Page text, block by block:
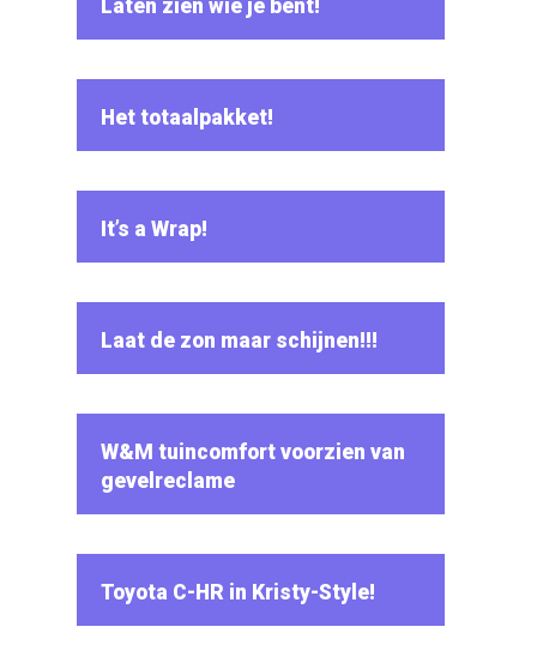
Laten zien wie je bent!
Het totaalpakket!
It’s a Wrap!
Laat de zon maar schijnen!!!
W&M tuincomfort voorzien van
gevelreclame
Toyota C-HR in Kristy-Style!